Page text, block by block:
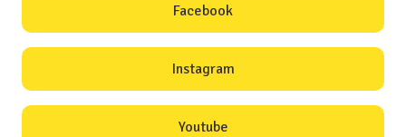
Facebook
Instagram
Youtube